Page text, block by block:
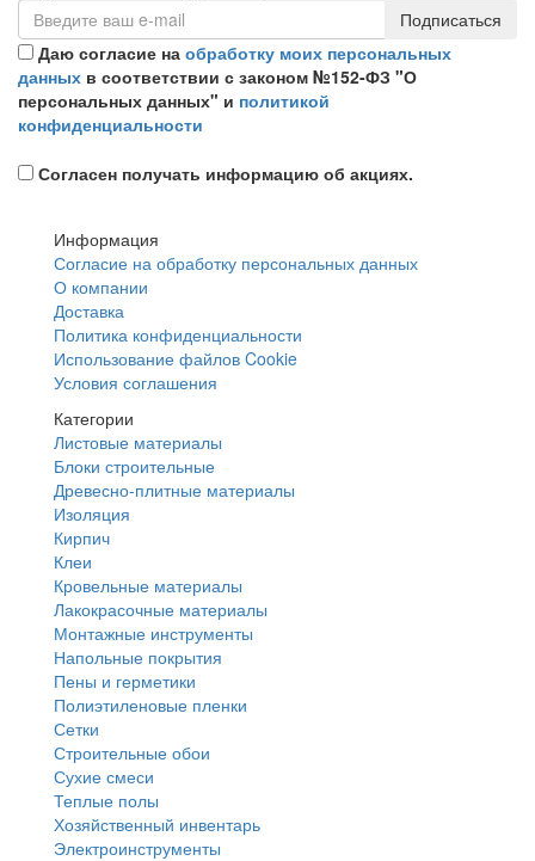
Подписаться
Даю согласие на обработку моих персональных
данных в соответствии с законом №152-ФЗ "О
персональных данных" и политикой
конфиденциальности
Согласен получать информацию об акциях.
Информация
Согласие на обработку персональных данных
О компании
Доставка
Политика конфиденциальности
Использование файлов Cookie
Условия соглашения
Категории
Листовые материалы
Блоки строительные
Древесно-плитные материалы
Изоляция
Кирпич
Клеи
Кровельные материалы
Лакокрасочные материалы
Монтажные инструменты
Напольные покрытия
Пены и герметики
Полиэтиленовые пленки
Сетки
Строительные обои
Сухие смеси
Теплые полы
Хозяйственный инвентарь
Электроинструменты